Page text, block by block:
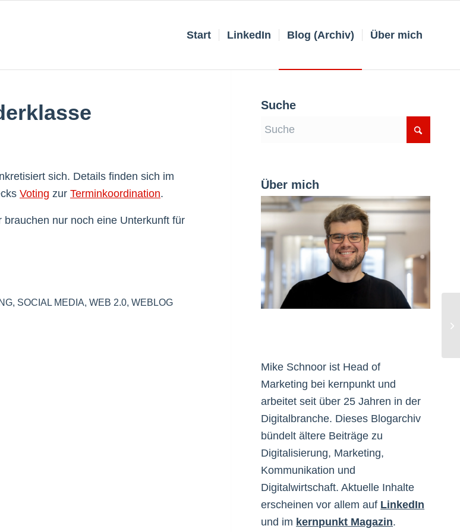
Start LinkedIn Blog (Archiv) Über mich
sich. Details finden sich im
Voting zur Terminkoordination.
nur noch eine Unterkunft für
, SOCIAL MEDIA, WEB 2.0, WEBLOG
Suche
Über mich
Mike Schnoor ist Head of
Marketing bei kernpunkt und
arbeitet seit über 25 Jahren in der
Digitalbranche. Dieses Blogarchiv
bündelt ältere Beiträge zu
Digitalisierung, Marketing,
Kommunikation und
Digitalwirtschaft. Aktuelle Inhalte
erscheinen vor allem auf LinkedIn
und im kernpunkt Magazin.